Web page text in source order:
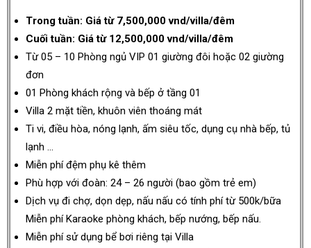
Trong tuần: Giá từ 7,500,000 vnd/villa/đêm
Cuối tuần: Giá từ 12,500,000 vnd/villa/đêm
Từ 05 – 10 Phòng ngủ VIP 01 giường đôi hoặc 02 giường
đơn
01 Phòng khách rộng và bếp ở tầng 01
Villa 2 mặt tiền, khuôn viên thoáng mát
Ti vi, điều hòa, nóng lạnh, ấm siêu tốc, dụng cụ nhà bếp, tủ
lạnh …
Miễn phí đệm phụ kê thêm
Phù hợp với đoàn: 24 – 26 người (bao gồm trẻ em)
Dịch vụ đi chợ, dọn dẹp, nấu nấu có tính phí từ 500k/bữa
Miễn phí Karaoke phòng khách, bếp nướng, bếp nấu.
Miễn phí sử dụng bể bơi riêng tại Villa